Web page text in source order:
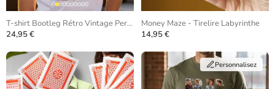
T-shirt Bootleg Rétro Vintage Personnalisé
24,95 €
Money Maze - Tirelire Labyrinthe
14,95 €
Personnalisez